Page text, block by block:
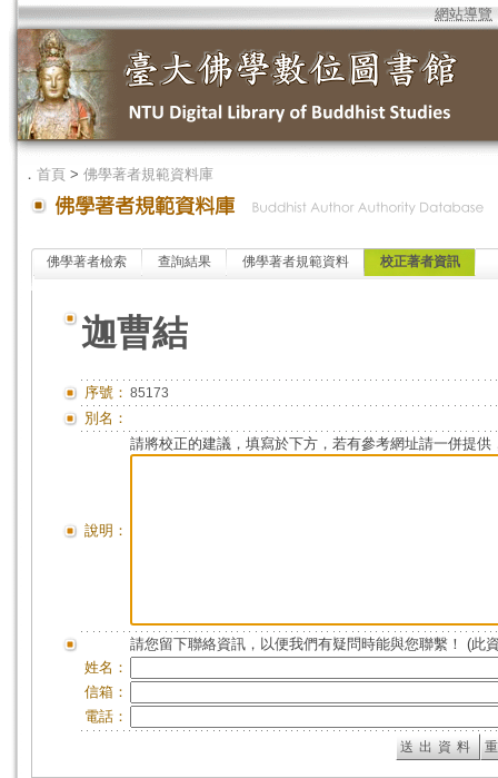
網站導覽
． 首頁 > 佛學著者規範資料庫
佛學著者檢索 查詢結果 佛學著者規範資料 校正著者資訊
迦曹結
序號： 85173
別名：
說明：
請將校正的建議，填寫於下方，若有參考網址請一併提供
請您留下聯絡資訊，以便我們有疑問時能與您聯繫！ (此
姓名：
信箱：
電話：